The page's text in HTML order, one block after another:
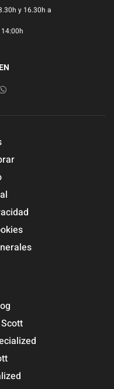
y 16.30h a